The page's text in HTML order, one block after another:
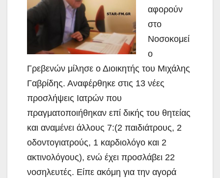
αφορούν
στο
Νοσοκομεί
ο
Γρεβενών μίλησε ο Διοικητής του Μιχάλης
Γαβρίδης. Αναφέρθηκε στις 13 νέες
προσλήψεις Ιατρών που
πραγματοποιήθηκαν επί δικής του θητείας
και αναμένει άλλους 7:(2 παιδιάτρους, 2
οδοντογιατρούς, 1 καρδιολόγο και 2
ακτινολόγους), ενώ έχει προσλάβει 22
νοσηλευτές. Είπε ακόμη για την αγορά